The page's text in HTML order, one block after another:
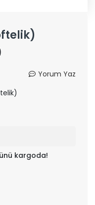
Yorum Yaz
kargoda!